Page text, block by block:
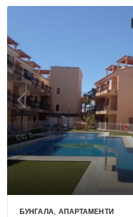
БУНГАЛА, АПАРТАМЕНТИ